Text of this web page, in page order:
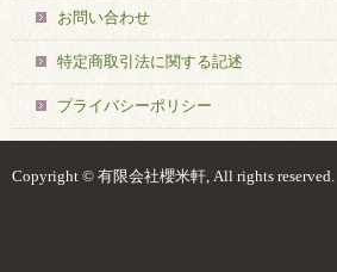
お問い合わせ
特定商取引法に関する記述
プライバシーポリシー
Copyright © 有限会社櫻米軒, All rights reserved.